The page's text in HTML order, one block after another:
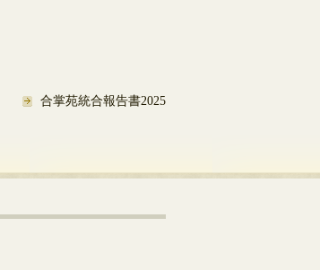
合掌苑統合報告書2025